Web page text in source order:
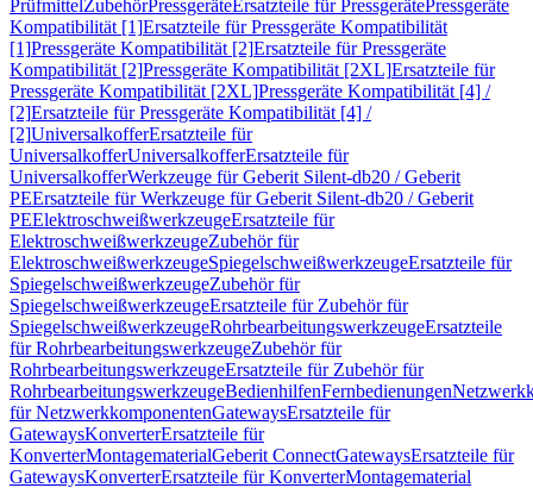
PrüfmittelZubehörPressgeräteErsatzteile für PressgerätePressgeräte
Kompatibilität [1]Ersatzteile für Pressgeräte Kompatibilität
[1]Pressgeräte Kompatibilität [2]Ersatzteile für Pressgeräte
Kompatibilität [2]Pressgeräte Kompatibilität [2XL]Ersatzteile für
Pressgeräte Kompatibilität [2XL]Pressgeräte Kompatibilität [4] /
[2]Ersatzteile für Pressgeräte Kompatibilität [4] /
[2]UniversalkofferErsatzteile für
UniversalkofferUniversalkofferErsatzteile für
UniversalkofferWerkzeuge für Geberit Silent-db20 / Geberit
PEErsatzteile für Werkzeuge für Geberit Silent-db20 / Geberit
PEElektroschweißwerkzeugeErsatzteile für
ElektroschweißwerkzeugeZubehör für
ElektroschweißwerkzeugeSpiegelschweißwerkzeugeErsatzteile für
SpiegelschweißwerkzeugeZubehör für
SpiegelschweißwerkzeugeErsatzteile für Zubehör für
SpiegelschweißwerkzeugeRohrbearbeitungswerkzeugeErsatzteile
für RohrbearbeitungswerkzeugeZubehör für
RohrbearbeitungswerkzeugeErsatzteile für Zubehör für
RohrbearbeitungswerkzeugeBedienhilfenFernbedienungen
für NetzwerkkomponentenGatewaysErsatzteile für
GatewaysKonverterErsatzteile für
KonverterMontagematerialGeberit ConnectGatewaysErsatzteile für
GatewaysKonverterErsatzteile für KonverterMontagematerial